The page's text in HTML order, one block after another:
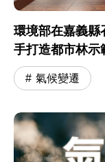
環境部在嘉義
手打造都市林示
氣候變遷